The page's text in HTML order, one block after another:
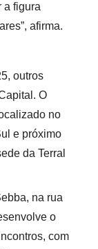
a figura
afirma.
outros
O
no
e próximo
da Terral
na rua
o
com